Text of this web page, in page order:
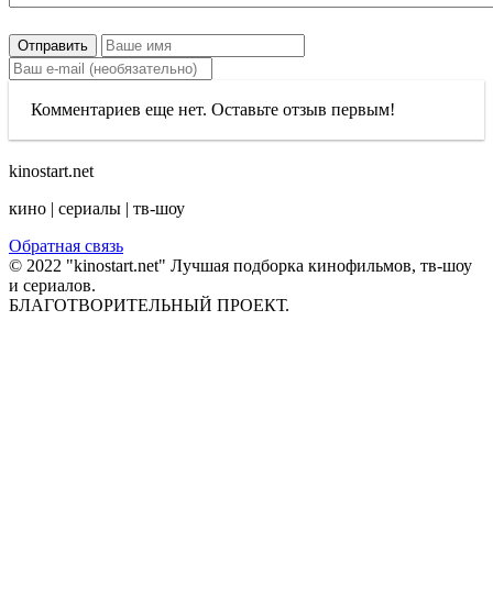
Отправить
Комментариев еще нет. Оставьте отзыв первым!
kinostart.net
кино | сериалы | тв-шоу
Обратная связь
© 2022 "kinostart.net" Лучшая подборка кинофильмов, тв-шоу
и сериалов.
БЛАГОТВОРИТЕЛЬНЫЙ ПРОЕКТ.